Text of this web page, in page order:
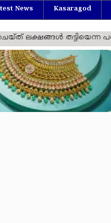
News Kasaragod